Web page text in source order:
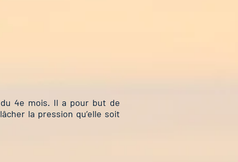
4e mois. Il a pour but de
la pression qu’elle soit